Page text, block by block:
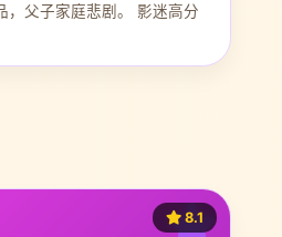
，父子家庭悲剧。 影迷高分
8.1